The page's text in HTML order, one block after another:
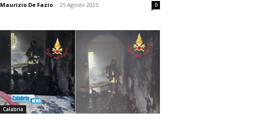
Maurizio De Fazio - 25 Agosto 2025 0
Calabria